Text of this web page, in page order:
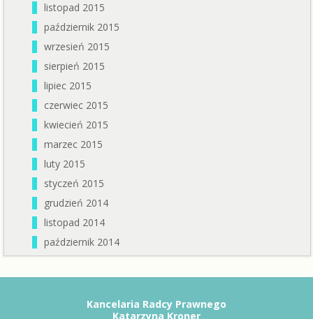
listopad 2015
październik 2015
wrzesień 2015
sierpień 2015
lipiec 2015
czerwiec 2015
kwiecień 2015
marzec 2015
luty 2015
styczeń 2015
grudzień 2014
listopad 2014
październik 2014
Kancelaria Radcy Prawnego
Katarzyna Kroner